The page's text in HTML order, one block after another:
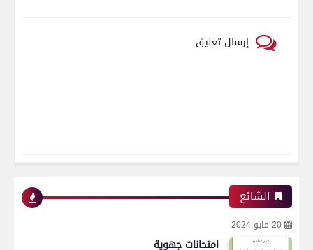
إرسال تعليق
الشائع
20 مايو 2024
امتحانات جهوية